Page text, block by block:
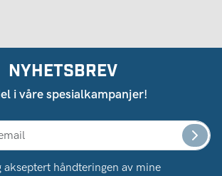
NYHETSBREV
i våre spesialkampanjer!
akseptert håndteringen av mine